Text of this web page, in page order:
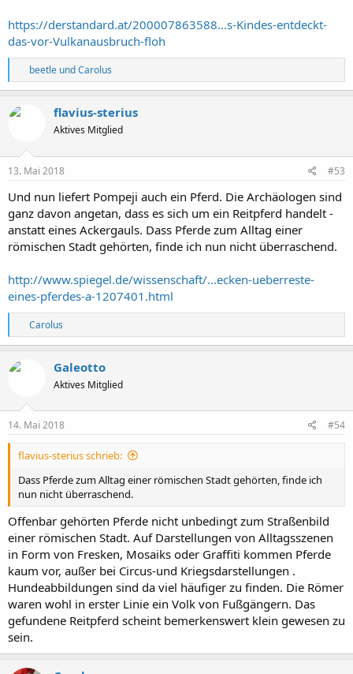
https://derstandard.at/200007863588...s-Kindes-entdeckt-
das-vor-Vulkanausbruch-floh
R
e
a
n
e
:
beetle undCarolus
flavius-sterius
Aktives Mitglied
13. Mai 2018 #53
Und nun liefert Pompeji auch ein Pferd. Die Archäologen sind
ganz davon angetan, dass es sich um ein Reitpferd handelt -
anstatt eines Ackergauls. Dass Pferde zum Alltag einer
römischen Stadt gehörten, finde ich nun nicht überraschend.
http://www.spiegel.de/wissenschaft/...ecken-ueberreste-
eines-pferdes-a-1207401.html
R
e
a
n
e
Carolus
Galeotto
Aktives Mitglied
14. Mai 2018 #54
flavius-sterius schrieb:
Dass Pferde zum Alltag einer römischen Stadt gehörten, finde ich
nun nicht überraschend.
Offenbar gehörten Pferde nicht unbedingt zum Straßenbild
einer römischen Stadt. Auf Darstellungen von Alltagsszenen
in Form von Fresken, Mosaiks oder Graffiti kommen Pferde
kaum vor, außer bei Circus-und Kriegsdarstellungen .
Hundeabbildungen sind da viel häufiger zu finden. Die Römer
waren wohl in erster Linie ein Volk von Fußgängern. Das
gefundene Reitpferd scheint bemerkenswert klein gewesen zu
sein.